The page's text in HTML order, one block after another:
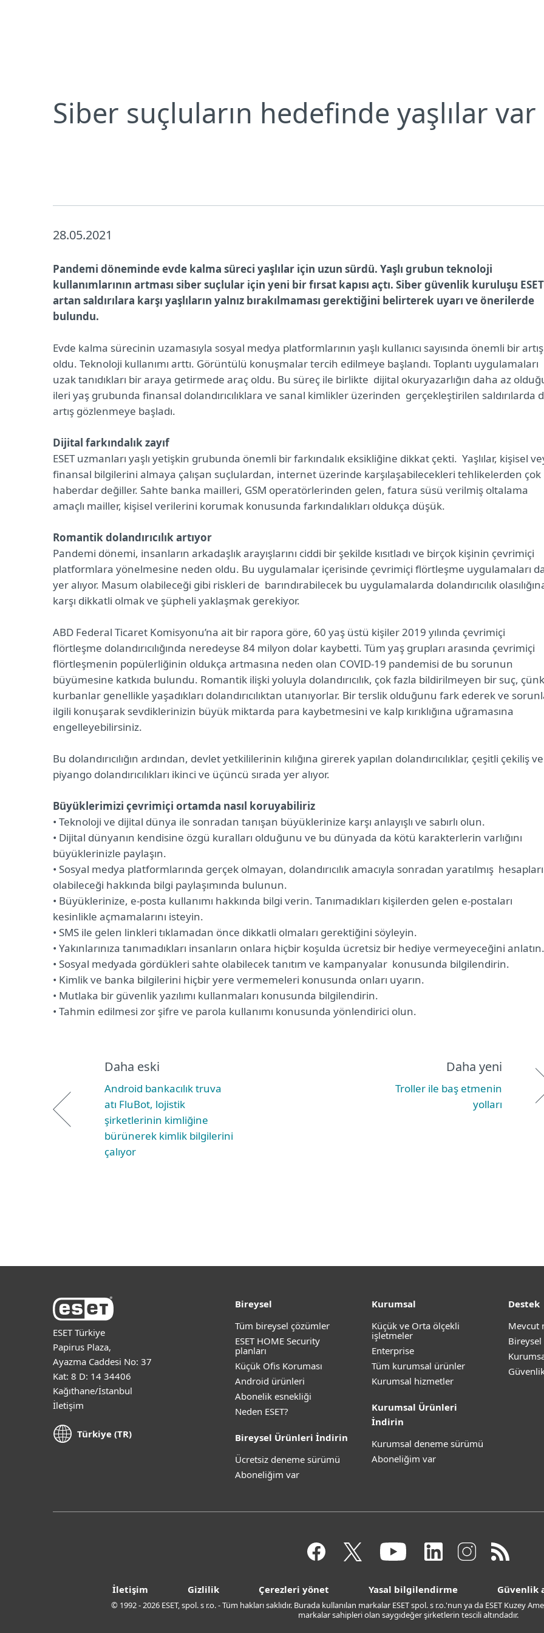
Siber suçluların hedefinde yaşlılar var
28.05.2021
Pandemi döneminde evde kalma süreci yaşlılar için uzun sürdü. Yaşlı grubun teknoloji
kullanımlarının artması siber suçlular için yeni bir fırsat kapısı açtı. Siber güvenlik kuruluşu ESET
artan saldırılara karşı yaşlıların yalnız bırakılmaması gerektiğini belirterek uyarı ve önerilerde
bulundu.
Evde kalma sürecinin uzamasıyla sosyal medya platformlarının yaşlı kullanıcı sayısında önemli bir artış
oldu. Teknoloji kullanımı arttı. Görüntülü konuşmalar tercih edilmeye başlandı. Toplantı uygulamaları
uzak tanıdıkları bir araya getirmede araç oldu. Bu süreç ile birlikte dijital okuryazarlığın daha az
ileri yaş grubunda finansal dolandırıcılıklara ve sanal kimlikler üzerinden gerçekleştirilen saldırılarda
artış gözlenmeye başladı.
Dijital farkındalık zayıf
ESET uzmanları yaşlı yetişkin grubunda önemli bir farkındalık eksikliğine dikkat çekti. Yaşlılar, kişisel
finansal bilgilerini almaya çalışan suçlulardan, internet üzerinde karşılaşabilecekleri tehlikelerden çok
haberdar değiller. Sahte banka mailleri, GSM operatörlerinden gelen, fatura süsü verilmiş oltalama
amaçlı mailler, kişisel verilerini korumak konusunda farkındalıkları oldukça düşük.
Romantik dolandırıcılık artıyor
Pandemi dönemi, insanların arkadaşlık arayışlarını ciddi bir şekilde kısıtladı ve birçok kişinin çevrimiçi
platformlara yönelmesine neden oldu. Bu uygulamalar içerisinde çevrimiçi flörtleşme uygulamaları
yer alıyor. Masum olabileceği gibi riskleri de barındırabilecek bu uygulamalarda dolandırıcılık
karşı dikkatli olmak ve şüpheli yaklaşmak gerekiyor.
ABD Federal Ticaret Komisyonu’na ait bir rapora göre, 60 yaş üstü kişiler 2019 yılında çevrimiçi
flörtleşme dolandırıcılığında neredeyse 84 milyon dolar kaybetti. Tüm yaş grupları arasında çevrimiçi
flörtleşmenin popülerliğinin oldukça artmasına neden olan COVID-19 pandemisi de bu sorunun
büyümesine katkıda bulundu. Romantik ilişki yoluyla dolandırıcılık, çok fazla bildirilmeyen bir suç,
kurbanlar genellikle yaşadıkları dolandırıcılıktan utanıyorlar. Bir terslik olduğunu fark ederek ve
ilgili konuşarak sevdiklerinizin büyük miktarda para kaybetmesini ve kalp kırıklığına uğramasına
engelleyebilirsiniz.
Bu dolandırıcılığın ardından, devlet yetkililerinin kılığına girerek yapılan dolandırıcılıklar, çeşitli çekiliş ve
piyango dolandırıcılıkları ikinci ve üçüncü sırada yer alıyor.
Büyüklerimizi çevrimiçi ortamda nasıl koruyabiliriz
• Teknoloji ve dijital dünya ile sonradan tanışan büyüklerinize karşı anlayışlı ve sabırlı olun.
• Dijital dünyanın kendisine özgü kuralları olduğunu ve bu dünyada da kötü karakterlerin varlığını
büyüklerinizle paylaşın.
• Sosyal medya platformlarında gerçek olmayan, dolandırıcılık amacıyla sonradan yaratılmış
olabileceği hakkında bilgi paylaşımında bulunun.
• Büyüklerinize, e-posta kullanımı hakkında bilgi verin. Tanımadıkları kişilerden gelen e-postaları
kesinlikle açmamalarını isteyin.
• SMS ile gelen linkleri tıklamadan önce dikkatli olmaları gerektiğini söyleyin.
• Yakınlarınıza tanımadıkları insanların onlara hiçbir koşulda ücretsiz bir hediye vermeyeceğini anlatın.
• Sosyal medyada gördükleri sahte olabilecek tanıtım ve kampanyalar konusunda bilgilendirin.
• Kimlik ve banka bilgilerini hiçbir yere vermemeleri konusunda onları uyarın.
• Mutlaka bir güvenlik yazılımı kullanmaları konusunda bilgilendirin.
• Tahmin edilmesi zor şifre ve parola kullanımı konusunda yönlendirici olun.
Daha eski
Android bankacılık truva
atı FluBot, lojistik
şirketlerinin kimliğine
bürünerek kimlik bilgilerini
çalıyor
Daha yeni
Troller ile baş etmenin
yolları
ESET Türkiye
Papirus Plaza,
Ayazma Caddesi No: 37
Kat: 8 D: 14 34406
Kağıthane/İstanbul
İletişim
Türkiye (TR)
Bireysel
Tüm bireysel çözümler
ESET HOME Security
planları
Küçük Ofis Koruması
Android ürünleri
Abonelik esnekliği
Neden ESET?
Bireysel Ürünleri İndirin
Ücretsiz deneme sürümü
Aboneliğim var
Kurumsal
Küçük ve Orta ölçekli
işletmeler
Enterprise
Tüm kurumsal ürünler
Kurumsal hizmetler
Kurumsal Ürünleri
İndirin
Kurumsal deneme sürümü
Aboneliğim var
Destek
Mevcut
İletişim Gizlilik Çerezleri yönet Yasal bilgilendirme Güvenlik
© 1992 - 2026 ESET, spol. s r.o. - Tüm hakları saklıdır. Burada kullanılan markalar ESET spol. s r.o.'nun ya da ESET Kuzey
markalar sahipleri olan saygıdeğer şirketlerin tescili altındadır.